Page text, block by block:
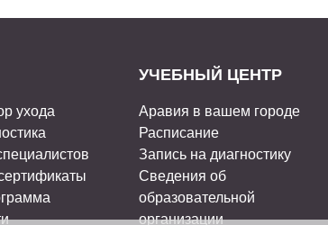
ухода
УЧЕБНЫЙ ЦЕНТР
Аравия в вашем городе
Расписание
Запись на диагностику
Сведения об
образовательной
организации